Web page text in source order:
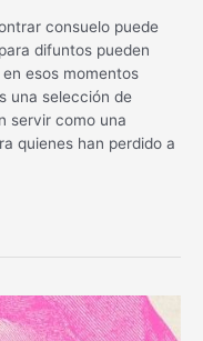
consuelo puede
difuntos pueden
esos momentos
una selección de
servir como una
quienes han perdido a